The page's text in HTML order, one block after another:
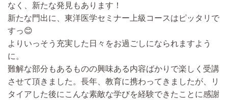
なく、新たな発見もあります！
新たな門出に、東洋医学セミナー上級コースはピッタリで
すっ😊
よりいっそう充実した日々をお過ごしになられますよう
に。
難解な部分もあるものの興味ある内容ばかりで楽しく受講
させて頂きました。長年、教育に携わってきましたが、リ
タイアした後にこんな素敵な学びを経験できたことに感謝